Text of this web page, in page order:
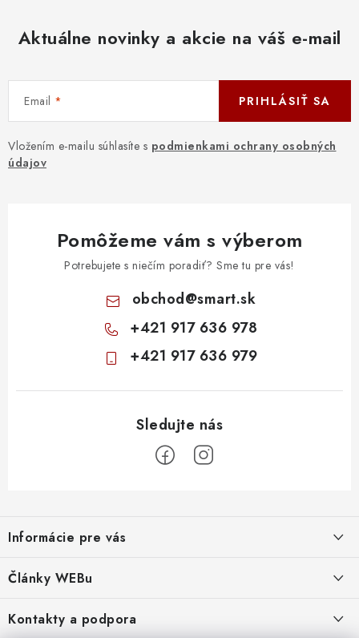
Aktuálne novinky a akcie na váš e-mail
Email
Vložením e-mailu súhlasíte s podmienkami ochrany osobných
údajov
PRIHLÁSIŤ SA
Pomôžeme vám s výberom
Potrebujete s niečím poradiť? Sme tu pre vás!
obchod@smart.sk
+421 917 636 978
+421 917 636 979
p
ä
Informácie pre vás
Obchodné podmienky
Moja objednávka
Články WEBu
Dôležité oznamy
16.6.2026
Kontakty a podpora